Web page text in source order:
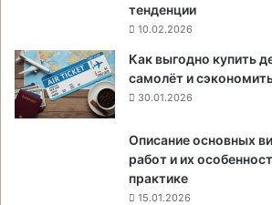
тенденции
10.02.2026
Как выгодно купить
самолёт и
30.01.2026
Описание основных
работ и их
практике
15.01.2026